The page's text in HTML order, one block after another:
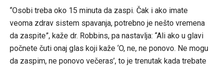
“Osobi treba oko 15 minuta da zaspi. Čak i ako imate
veoma zdrav sistem spavanja, potrebno je nešto vremena
da zaspite”, kaže dr. Robbins, pa nastavlja: “Ali ako u glavi
počnete čuti onaj glas koji kaže ‘O, ne, ne ponovo. Ne mogu
da zaspim, ne ponovo večeras’, to je trenutak kada trebate